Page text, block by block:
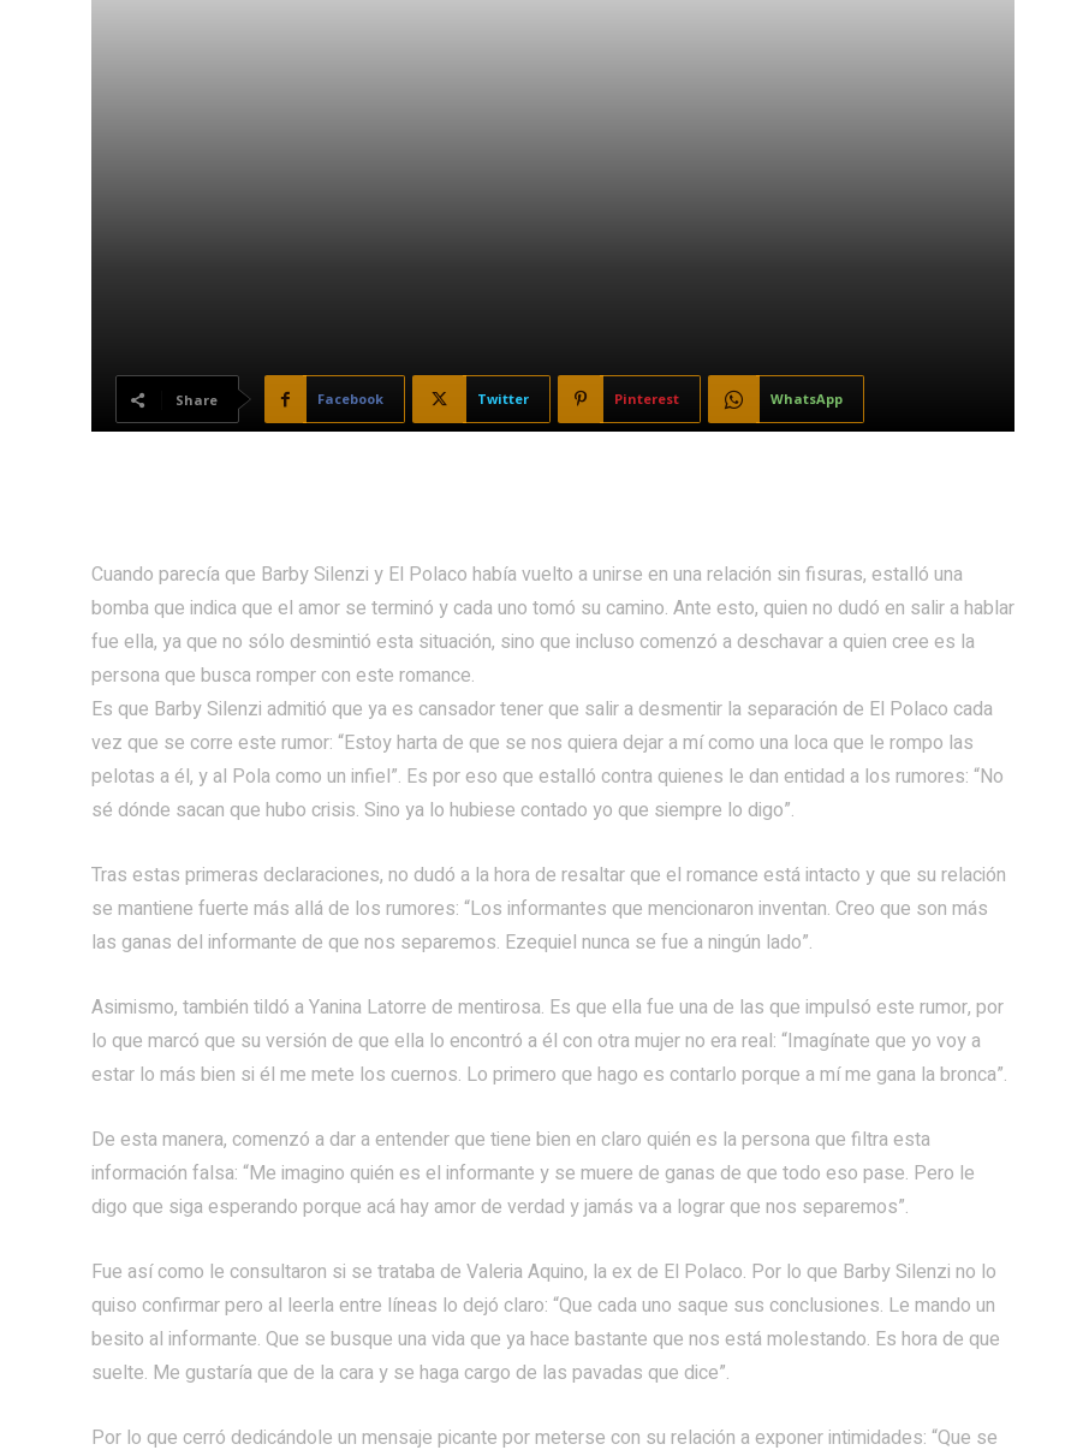
Share Facebook Twitter Pinterest WhatsApp
Cuando parecía que Barby Silenzi y El Polaco había vuelto a unirse en una relación sin fisuras, estalló una
bomba que indica que el amor se terminó y cada uno tomó su camino. Ante esto, quien no dudó en salir a hablar
fue ella, ya que no sólo desmintió esta situación, sino que incluso comenzó a deschavar a quien cree es la
persona que busca romper con este romance.
Es que Barby Silenzi admitió que ya es cansador tener que salir a desmentir la separación de El Polaco cada
vez que se corre este rumor: “Estoy harta de que se nos quiera dejar a mí como una loca que le rompo las
pelotas a él, y al Pola como un infiel”. Es por eso que estalló contra quienes le dan entidad a los rumores: “No
sé dónde sacan que hubo crisis. Sino ya lo hubiese contado yo que siempre lo digo”.
Tras estas primeras declaraciones, no dudó a la hora de resaltar que el romance está intacto y que su relación
se mantiene fuerte más allá de los rumores: “Los informantes que mencionaron inventan. Creo que son más
las ganas del informante de que nos separemos. Ezequiel nunca se fue a ningún lado”.
Asimismo, también tildó a Yanina Latorre de mentirosa. Es que ella fue una de las que impulsó este rumor, por
lo que marcó que su versión de que ella lo encontró a él con otra mujer no era real: “Imagínate que yo voy a
estar lo más bien si él me mete los cuernos. Lo primero que hago es contarlo porque a mí me gana la bronca”.
De esta manera, comenzó a dar a entender que tiene bien en claro quién es la persona que filtra esta
información falsa: “Me imagino quién es el informante y se muere de ganas de que todo eso pase. Pero le
digo que siga esperando porque acá hay amor de verdad y jamás va a lograr que nos separemos”.
Fue así como le consultaron si se trataba de Valeria Aquino, la ex de El Polaco. Por lo que Barby Silenzi no lo
quiso confirmar pero al leerla entre líneas lo dejó claro: “Que cada uno saque sus conclusiones. Le mando un
besito al informante. Que se busque una vida que ya hace bastante que nos está molestando. Es hora de que
suelte. Me gustaría que de la cara y se haga cargo de las pavadas que dice”.
Por lo que cerró dedicándole un mensaje picante por meterse con su relación a exponer intimidades: “Que se